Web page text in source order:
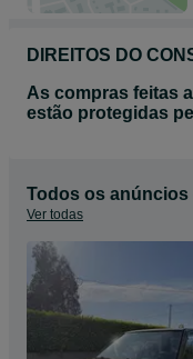
DIREITOS DO
As compras feitas
estão protegidas
Todos os
Ver todas